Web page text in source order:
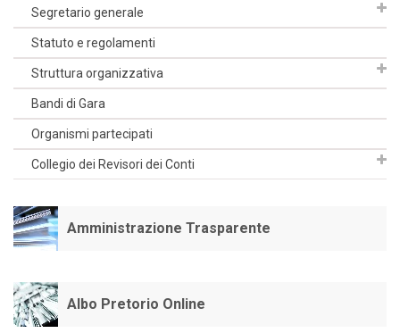
Segretario generale
Statuto e regolamenti
Struttura organizzativa
Bandi di Gara
Organismi partecipati
Collegio dei Revisori dei Conti
Amministrazione Trasparente
Albo Pretorio Online